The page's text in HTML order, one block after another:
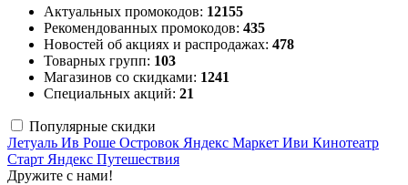
Актуальных промокодов: 12155
Рекомендованных промокодов: 435
Новостей об акциях и распродажах: 478
Товарных групп: 103
Магазинов со скидками: 1241
Специальных акций: 21
Популярные скидки
Летуаль Ив Роше Островок Яндекс Маркет Иви Кинотеатр
Старт Яндекс Путешествия
Дружите с нами!